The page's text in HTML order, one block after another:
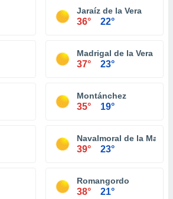
Jaraíz de la Vera
36° 22°
Madrigal de la Vera
37° 23°
Montánchez
35° 19°
Navalmoral de la Mata
39° 23°
Romangordo
38° 21°